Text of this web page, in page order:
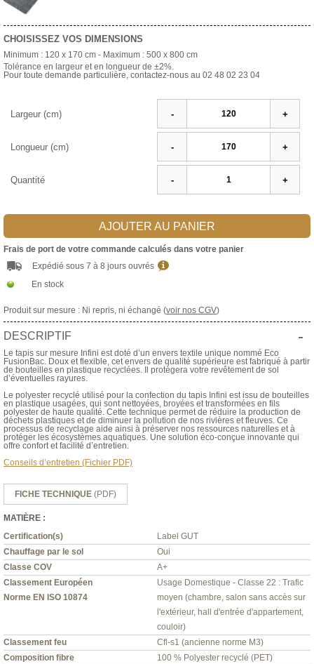
CHOISISSEZ VOS DIMENSIONS
Minimum : 120 x 170 cm - Maximum : 500 x 800 cm
Tolérance en largeur et en longueur de ±2%.
Pour toute demande particulière, contactez-nous au 02 48 02 23 04
Largeur (cm) - +
Longueur (cm) - +
Quantité - +
AJOUTER AU PANIER
Frais de port de votre commande calculés dans votre panier
Expédié sous 7 à 8 jours ouvrés
En stock
Produit sur mesure : Ni repris, ni échangé (voir nos CGV)
DESCRIPTIF -
Le tapis sur mesure Infini est doté d’un envers textile unique nommé Eco
FusionBac. Doux et flexible, cet envers de qualité supérieure est fabriqué à partir
de bouteilles en plastique recyclées. Il protègera votre revêtement de sol
d’éventuelles rayures.
Le polyester recyclé utilisé pour la confection du tapis Infini est issu de bouteilles
en plastique usagées, qui sont nettoyées, broyées et transformées en fils
polyester de haute qualité. Cette technique permet de réduire la production de
déchets plastiques et de diminuer la pollution de nos rivières et fleuves. Ce
processus de recyclage aide ainsi à préserver nos ressources naturelles et à
protéger les écosystèmes aquatiques. Une solution éco-conçue innovante qui
offre confort et facilité d’entretien.
Conseils d’entretien (Fichier PDF)
FICHE TECHNIQUE (PDF)
MATIÈRE :
Certification(s)
Label GUT
Chauffage par le sol
Oui
Classe COV
A+
Classement Européen
Norme EN ISO 10874
Usage Domestique - Classe 22 : Trafic
moyen (chambre, salon sans accès sur
l'extérieur, hall d'entrée d'appartement,
couloir)
Classement feu
Cfl-s1 (ancienne norme M3)
Composition fibre
100 % Polyester recyclé (PET)